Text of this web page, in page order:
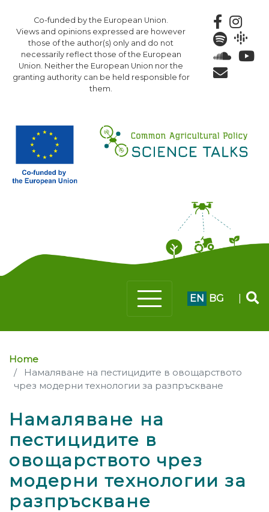
to
main
content
Co-funded by the European Union.
Views and opinions expressed are however
those of the author(s) only and do not
necessarily reflect those of the European
Union. Neither the European Union nor the
granting authority can be held responsible for
them.
EN BG
Home
Намаляване на пестицидите в овощарството
чрез модерни технологии за разпръскване
Намаляване на
пестицидите в
овощарството чрез
модерни технологии за
разпръскване